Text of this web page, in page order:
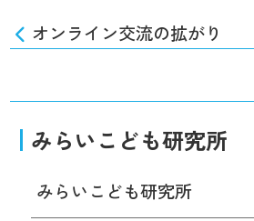
オンライン交流の拡がり
みらいこども研究所
みらいこども研究所